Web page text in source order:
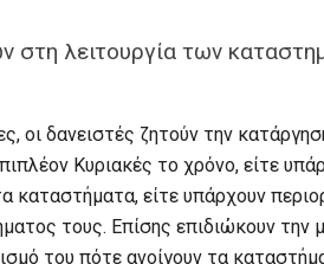
στη λειτουργία των
οι δανειστές ζητούν την
Κυριακές το χρόνο, είτε
καταστήματα, είτε υπάρχουν
τους. Επίσης επιδιώκουν
του πότε ανοίγουν τα